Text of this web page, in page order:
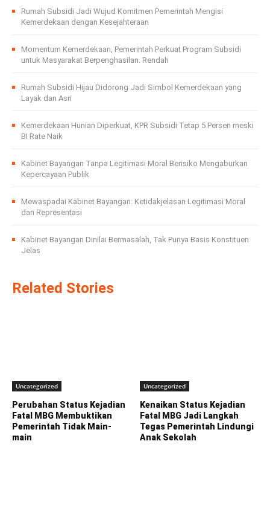
Rumah Subsidi Jadi Wujud Komitmen Pemerintah Mengisi
Kemerdekaan dengan Kesejahteraan
Momentum Kemerdekaan, Pemerintah Perkuat Program Subsidi
untuk Masyarakat Berpenghasilan. Rendah
Rumah Subsidi Hijau Didorong Jadi Simbol Kemerdekaan yang
Layak dan Asri
Kemerdekaan Hunian Diperkuat, KPR Subsidi Tetap 5 Persen meski
BI Rate Naik
Kabinet Bayangan Tanpa Legitimasi Moral Berisiko Mengaburkan
Kepercayaan Publik
Mewaspadai Kabinet Bayangan: Ketidakjelasan Legitimasi Moral
dan Representasi
Kabinet Bayangan Dinilai Bermasalah, Tak Punya Basis Konstituen
Jelas
Related Stories
Uncategorized
Perubahan Status Kejadian
Fatal MBG Membuktikan
Pemerintah Tidak Main-
main
Uncategorized
Kenaikan Status Kejadian
Fatal MBG Jadi Langkah
Tegas Pemerintah Lindungi
Anak Sekolah